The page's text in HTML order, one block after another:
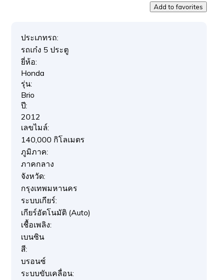
Add to favorites
ประเภทรถ:
รถเก๋ง 5 ประตู
ยี่ห้อ:
Honda
รุ่น:
Brio
ปี:
2012
เลขไมล์:
140,000 กิโลเมตร
ภูมิภาค:
ภาคกลาง
จังหวัด:
กรุงเทพมหานคร
ระบบเกียร์:
เกียร์อัตโนมัติ (Auto)
เชื้อเพลิง:
เบนซิน
สี:
บรอนซ์
ระบบขับเคลื่อน: